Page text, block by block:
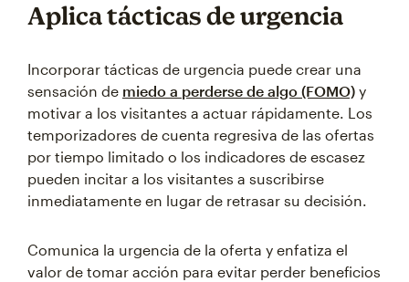
Aplica tácticas de urgencia
Incorporar tácticas de urgencia puede crear una
sensación de miedo a perderse de algo (FOMO) y
motivar a los visitantes a actuar rápidamente. Los
temporizadores de cuenta regresiva de las ofertas
por tiempo limitado o los indicadores de escasez
pueden incitar a los visitantes a suscribirse
inmediatamente en lugar de retrasar su decisión.
Comunica la urgencia de la oferta y enfatiza el
valor de tomar acción para evitar perder beneficios